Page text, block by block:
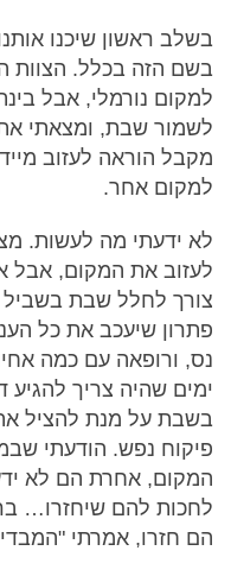
בשלב ראשון שיכנו
בשם הזה בכלל. הצוות
למקום נורמלי, אבל
לשמור שבת, ומצאתי
מקבל הוראה לעזוב
למקום אחר.
לא ידעתי מה לעשות.
לעזוב את המקום, אבל
צורך לחלל שבת
פתרון שיעכב את כל
ימים שהיה צריך להגיע
בשבת על מנת להציל
פיקוח נפש. הודעתי
המקום, אחרת הם לא
לחכות להם שיחזרו…
הם חזרו, אמרתי